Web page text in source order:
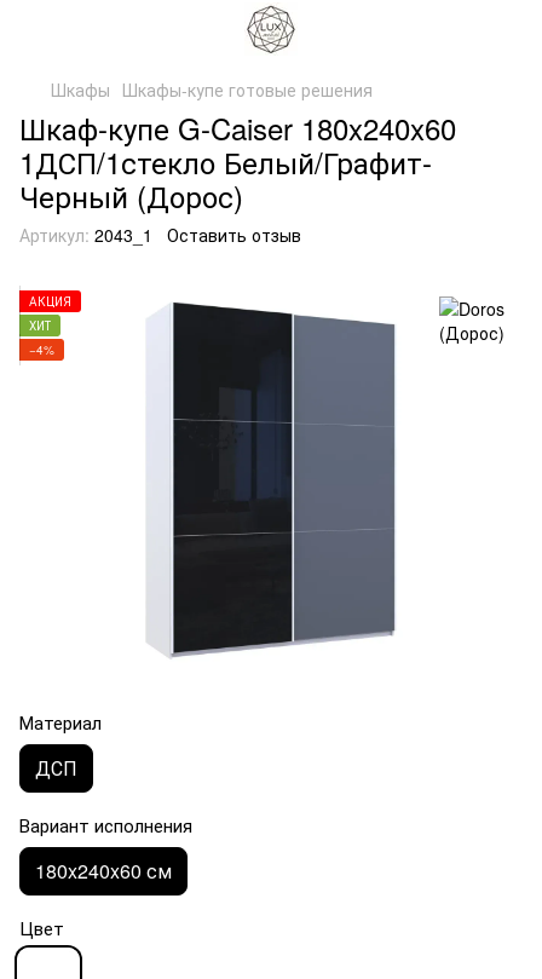
Шкафы Шкафы-купе готовые решения
Шкаф-купе G-Caiser 180x240x60
1ДСП/1стекло Белый/Графит-
Черный (Дорос)
Артикул: 2043_1 Оставить отзыв
АКЦИЯ
ХИТ
−4%
Материал
ДСП
Вариант исполнения
180x240x60 см
Цвет